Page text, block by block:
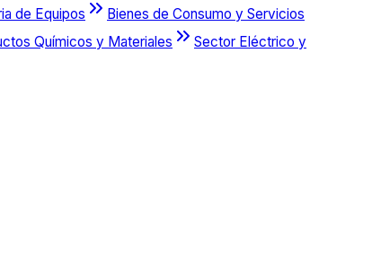
de Equipos
Bienes de Consumo y Servicios
Químicos y Materiales
Sector Eléctrico y